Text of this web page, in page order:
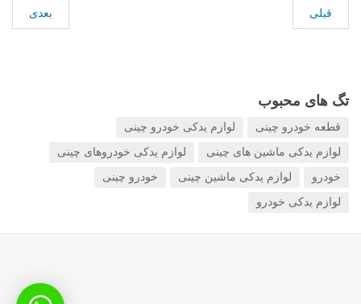
قبلی بعدی
تگ های محبوب
قطعه خودرو چینی لوازم یدکی خودرو چینی
لوازم یدکی ماشین های چینی لوازم یدکی خودروهای چینی
خودرو لوازم یدکی ماشین چینی خودرو چینی
لوازم یدکی خودرو